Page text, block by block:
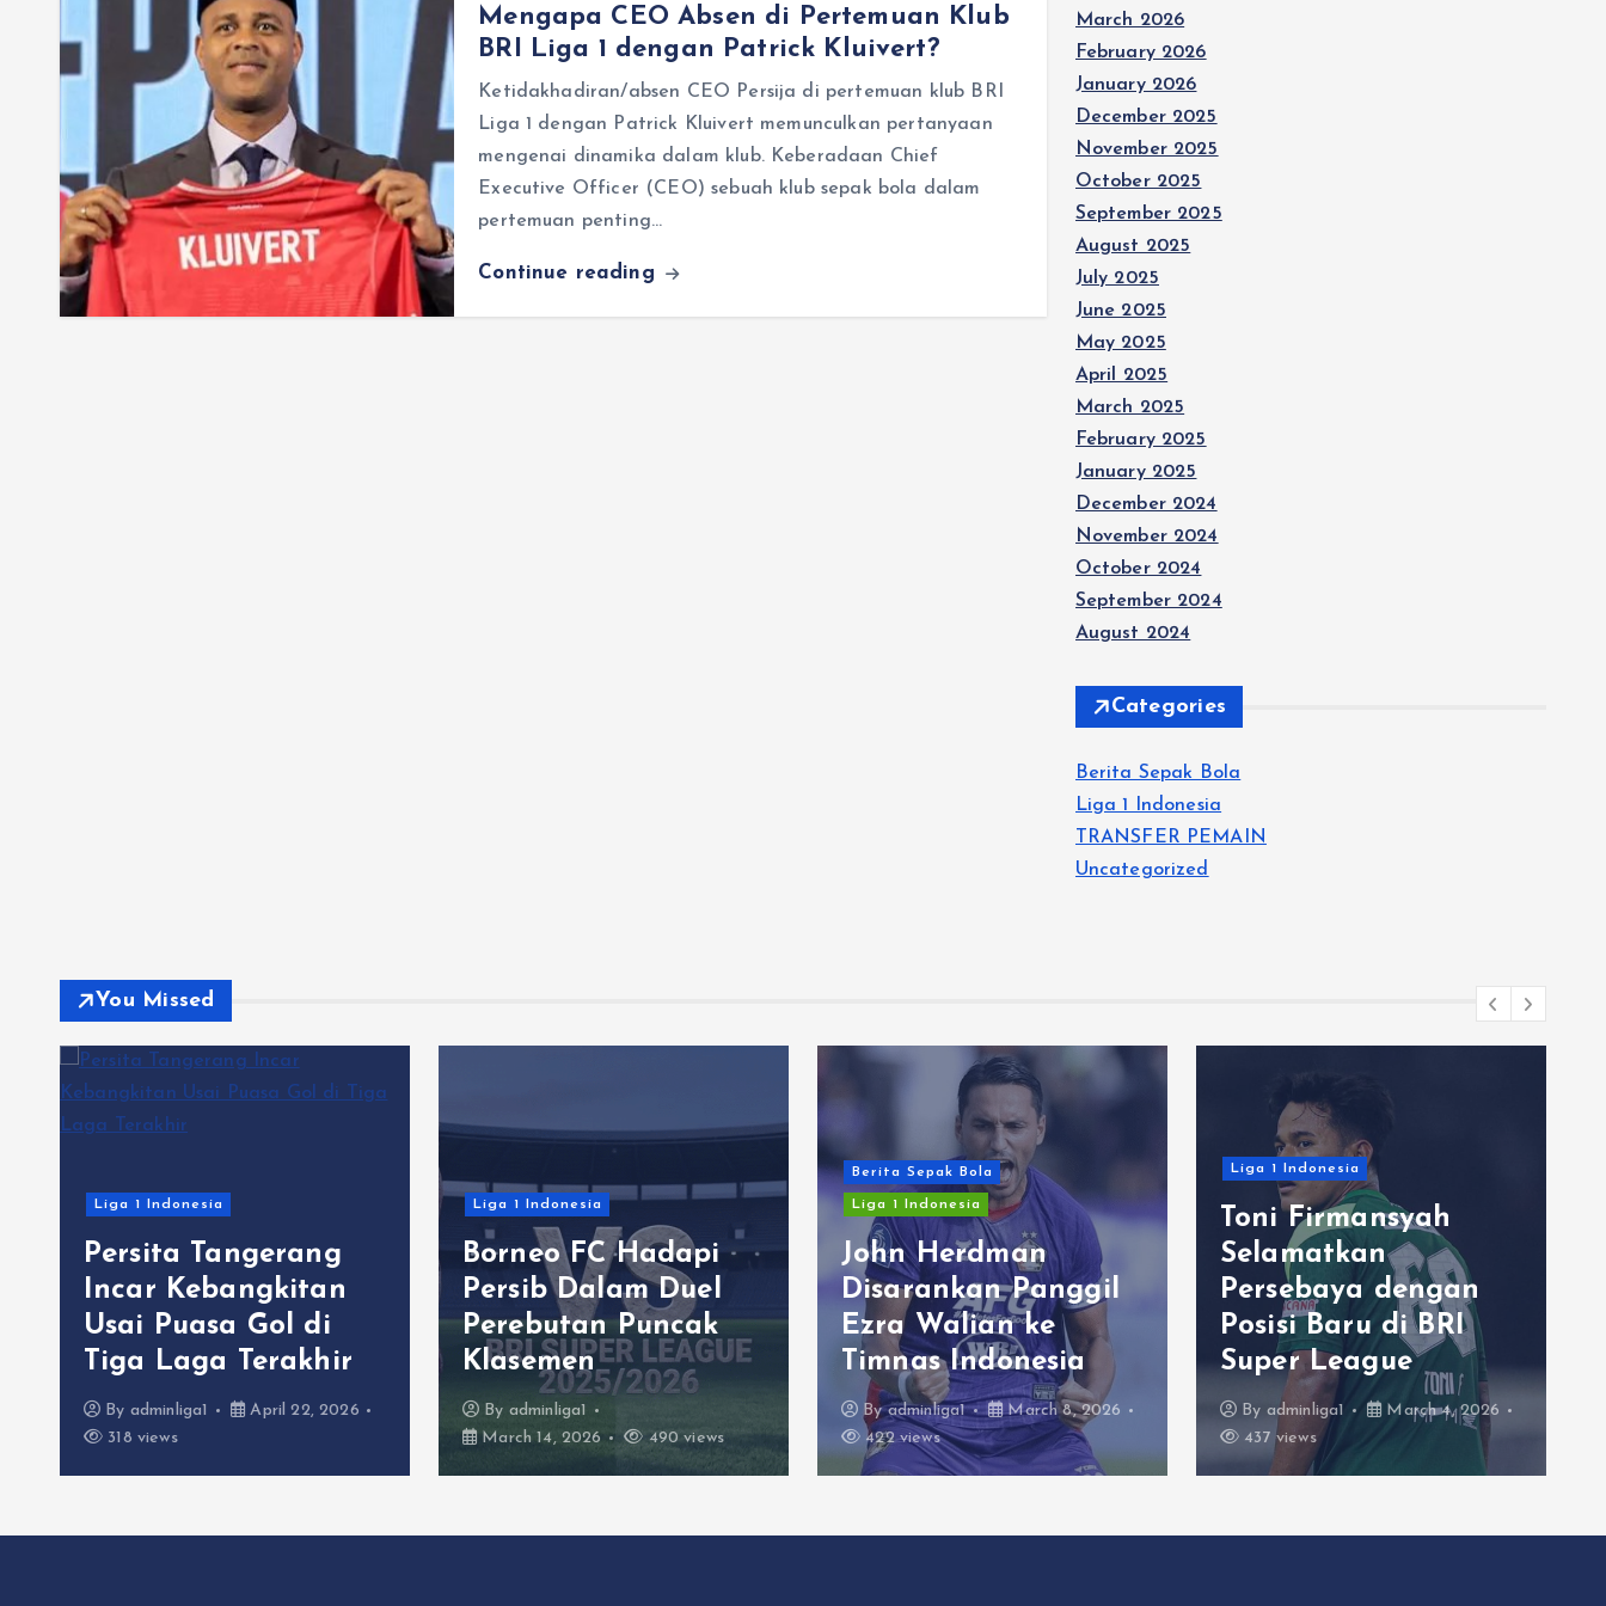
Mengapa CEO Absen di Pertemuan Klub
BRI Liga 1 dengan Patrick Kluivert?
Ketidakhadiran/absen CEO Persija di pertemuan klub BRI
Liga 1 dengan Patrick Kluivert memunculkan pertanyaan
mengenai dinamika dalam klub. Keberadaan Chief
Executive Officer (CEO) sebuah klub sepak bola dalam
pertemuan penting…
Continue reading
March 2026
February 2026
January 2026
December 2025
November 2025
October 2025
September 2025
August 2025
July 2025
June 2025
May 2025
April 2025
March 2025
February 2025
January 2025
December 2024
November 2024
October 2024
September 2024
August 2024
Categories
Berita Sepak Bola
Liga 1 Indonesia
TRANSFER PEMAIN
Uncategorized
You Missed
Liga 1 Indonesia
Persita Tangerang
Incar Kebangkitan
Usai Puasa Gol di
Tiga Laga Terakhir
By adminliga1
April 22, 2026
318 views
Liga 1 Indonesia
Borneo FC Hadapi
Persib Dalam Duel
Perebutan Puncak
Klasemen
By adminliga1
March 14, 2026
490 views
Berita Sepak Bola
Liga 1 Indonesia
John Herdman
Disarankan Panggil
Ezra Walian ke
Timnas Indonesia
Byadminliga1
March 8, 2026
422 views
Liga 1 Indonesia
Toni Firmansyah
Selamatkan
Persebaya dengan
Posisi Baru di BRI
Super League
By adminliga1
March 4, 2026
437 views